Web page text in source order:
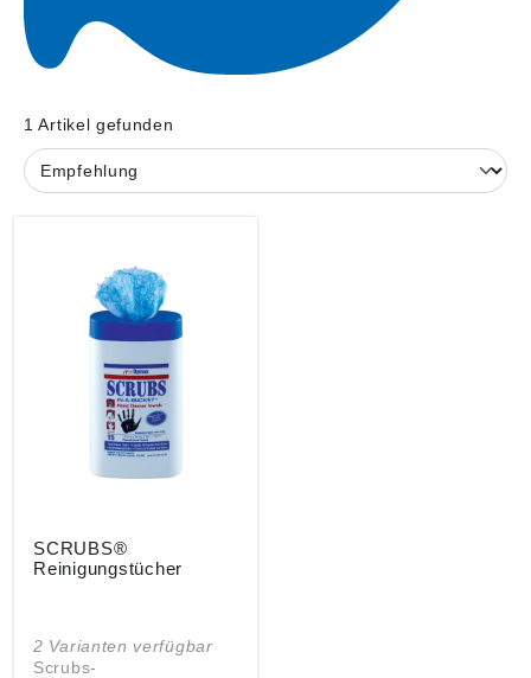
1 Artikel gefunden
SCRUBS®
Reinigungstücher
2 Varianten verfügbar
Scrubs-